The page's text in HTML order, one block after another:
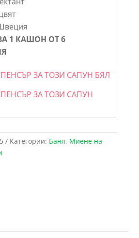
1 КАШОН ОТ 6
ЗА ТОЗИ САПУН БЯЛ
ЗА ТОЗИ САПУН
Категории: Баня, Миене на